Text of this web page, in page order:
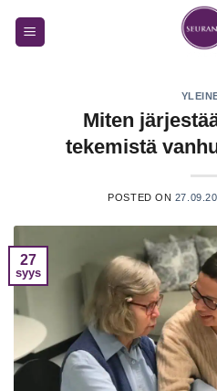
Miten
tekemistä
POSTED ON
27
syys